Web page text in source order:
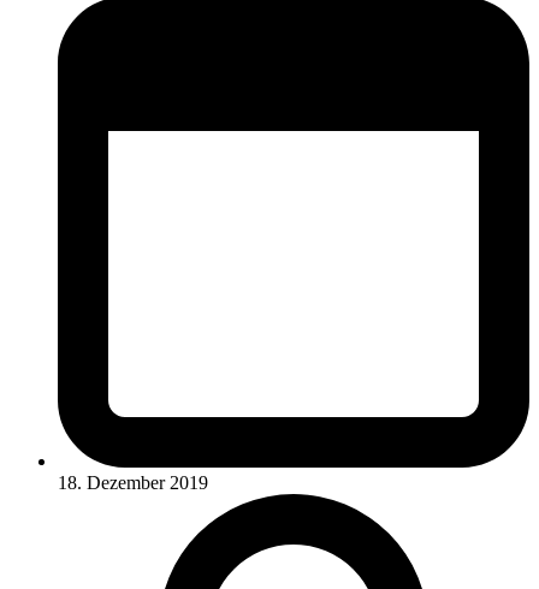
18. Dezember 2019